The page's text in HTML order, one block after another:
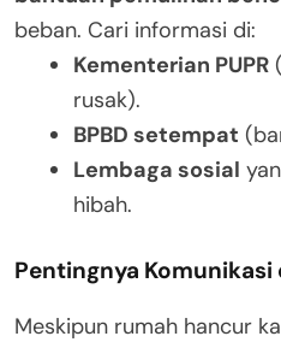
beban. Cari informasi di:
Kementerian PUPR
rusak).
BPBD setempat
Lembaga sosial
hibah.
Pentingnya Komunikasi
Meskipun rumah hancur